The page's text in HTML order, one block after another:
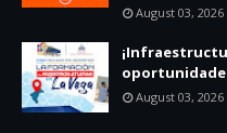
August 03, 2026
August 03, 2026